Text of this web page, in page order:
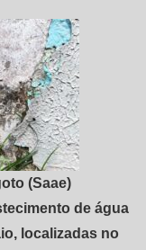
(Saae)
de água
localizadas no